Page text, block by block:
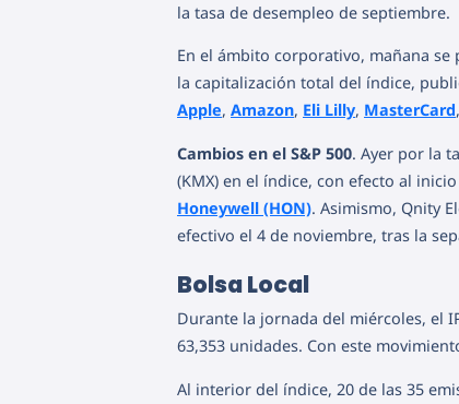
la tasa de desempleo de septiembre.
En el ámbito corporativo, mañana se
la capitalización total del índice,
Apple, Amazon, Eli Lilly, MasterCard,
Cambios en el S&P 500. Ayer por la
(KMX) en el índice, con efecto al
Honeywell (HON). Asimismo, Qnity
efectivo el 4 de noviembre, tras la
Bolsa Local
Durante la jornada del miércoles, el
63,353 unidades. Con este
Al interior del índice, 20 de las 35